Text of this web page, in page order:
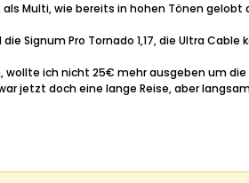
Multi, wie bereits in hohen Tönen gelobt
Signum Pro Tornado 1,17, die Ultra
ich nicht 25€ mehr ausgeben um
jetzt doch eine lange Reise, aber